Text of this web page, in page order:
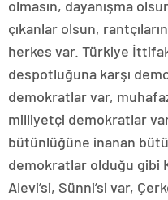
olmasın, dayanışma
çıkanlar olsun,
herkes var. Türkiye
despotluğuna karşı
demokratlar var,
milliyetçi demokratlar
bütünlüğüne inanan
demokratlar olduğu gibi
Alevi’si, Sünni’si var,